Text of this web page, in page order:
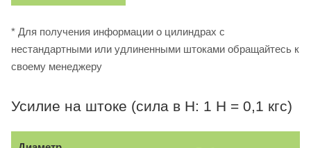
* Для получения информации о цилиндрах с
нестандартными или удлиненными штоками обращайтесь к
своему менеджеру
Усилие на штоке (сила в Н: 1 Н = 0,1 кгс)